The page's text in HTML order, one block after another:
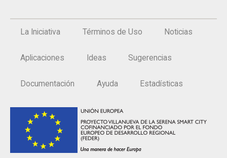
La Iniciativa Términos de Uso Noticias
Aplicaciones Ideas Sugerencias
Documentación Ayuda Estadísticas